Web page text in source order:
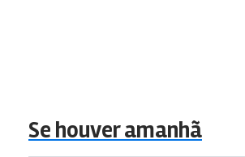
Se houver amanhã